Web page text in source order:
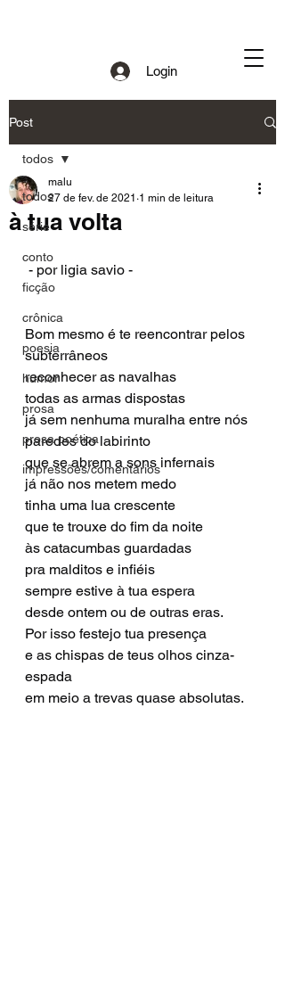
Login
Post
todos
série
conto
ficção
crônica
poesia
humor
prosa
prosa poética
impressões/comentários
todos
à tua volta
malu
27 de fev. de 2021 1 min de leitura
- por ligia savio -
Bom mesmo é te reencontrar pelos
subterrâneos
reconhecer as navalhas
todas as armas dispostas
já sem nenhuma muralha entre nós
paredes do labirinto
que se abrem a sons infernais
já não nos metem medo
tinha uma lua crescente
que te trouxe do fim da noite
às catacumbas guardadas
pra malditos e infiéis
sempre estive à tua espera
desde ontem ou de outras eras.
Por isso festejo tua presença
e as chispas de teus olhos cinza-
espada
em meio a trevas quase absolutas.